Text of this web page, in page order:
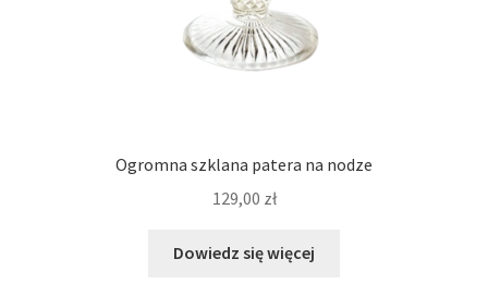
Ogromna szklana patera na nodze
129,00 zł
Dowiedz się więcej